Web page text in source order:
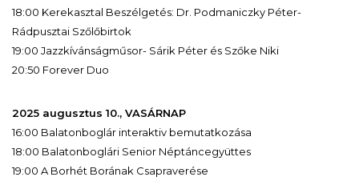
18:00 Kerekasztal Beszélgetés: Dr. Podmaniczky Péter-
Rádpusztai Szőlőbirtok
19:00 Jazzkívánságműsor- Sárik Péter és Szőke Niki
20:50 Forever Duo
2025 augusztus 10., VASÁRNAP
16:00 Balatonboglár interaktiv bemutatkozása
18:00 Balatonboglári Senior Néptáncegyüttes
19:00 A Borhét Borának Csapraverése